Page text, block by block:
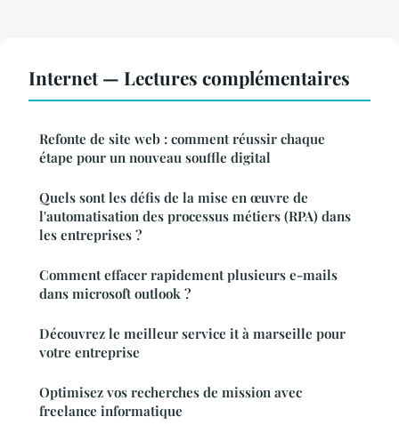
Internet — Lectures complémentaires
Refonte de site web : comment réussir chaque
étape pour un nouveau souffle digital
Quels sont les défis de la mise en œuvre de
l'automatisation des processus métiers (RPA) dans
les entreprises ?
Comment effacer rapidement plusieurs e-mails
dans microsoft outlook ?
Découvrez le meilleur service it à marseille pour
votre entreprise
Optimisez vos recherches de mission avec
freelance informatique